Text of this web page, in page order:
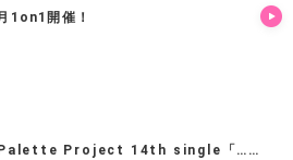
開催！
Palette Project 14th single「……